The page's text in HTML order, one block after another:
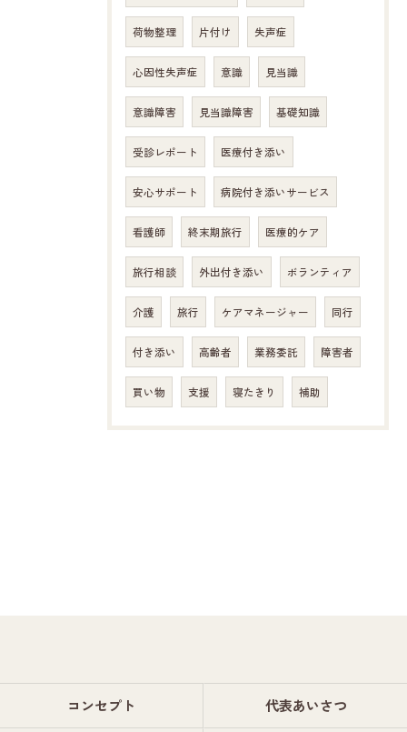
荷物整理 片付け 失声症
心因性失声症 意識 見当識
意識障害 見当識障害 基礎知識
受診レポート 医療付き添い
安心サポート 病院付き添いサービス
看護師 終末期旅行 医療的ケア
旅行相談 外出付き添い ボランティア
介護 旅行 ケアマネージャー 同行
付き添い 高齢者 業務委託 障害者
買い物 支援 寝たきり 補助
コンセプト 代表あいさつ